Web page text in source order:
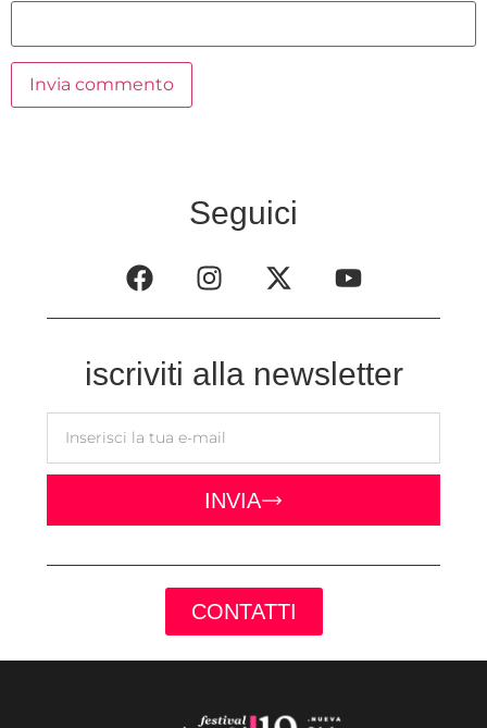
Seguici
iscriviti alla newsletter
INVIA
CONTATTI